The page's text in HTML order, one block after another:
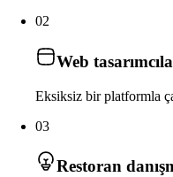
02
Web
Eksiksiz bir platformla
03
Restoran